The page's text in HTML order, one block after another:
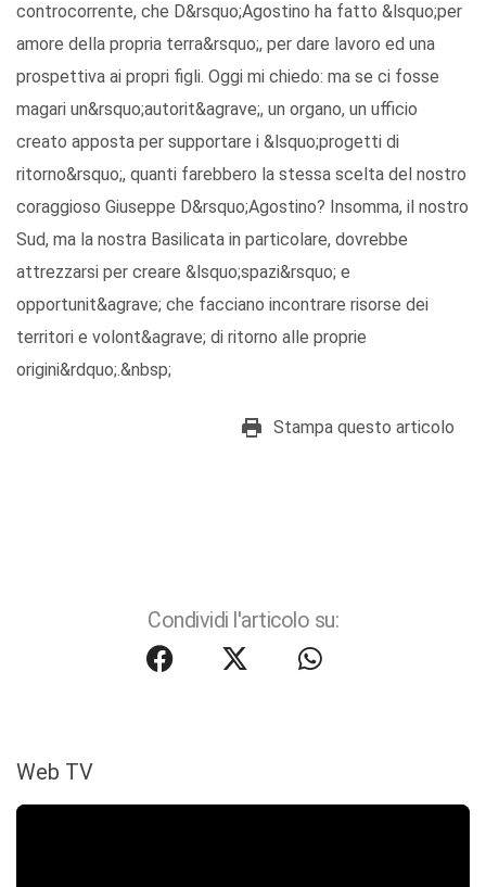
controcorrente, che D&rsquo;Agostino ha fatto &lsquo;per
amore della propria terra&rsquo;, per dare lavoro ed una
prospettiva ai propri figli. Oggi mi chiedo: ma se ci fosse
magari un&rsquo;autorit&agrave;, un organo, un ufficio
creato apposta per supportare i &lsquo;progetti di
ritorno&rsquo;, quanti farebbero la stessa scelta del nostro
coraggioso Giuseppe D&rsquo;Agostino? Insomma, il nostro
Sud, ma la nostra Basilicata in particolare, dovrebbe
attrezzarsi per creare &lsquo;spazi&rsquo; e
opportunit&agrave; che facciano incontrare risorse dei
territori e volont&agrave; di ritorno alle proprie
origini&rdquo;.&nbsp;
Stampa questo articolo
Condividi l'articolo su:
Web TV